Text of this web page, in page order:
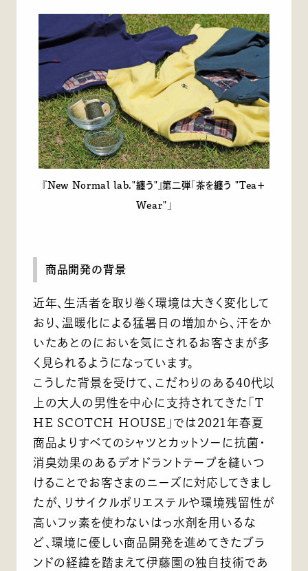
『New Normal lab."纏う"』第二弾「茶を纏う "Tea＋
Wear"」
商品開発の背景
近年、生活者を取り巻く環境は大きく変化して
おり、温暖化による猛暑日の増加から、汗をか
いたあとのにおいを気にされるお客さまが多
く見られるようになっています。
こうした背景を受けて、こだわりのある40代以
上の大人の男性を中心に支持されてきた「T
HE SCOTCH HOUSE」では2021年春夏
商品よりすべてのシャツとカットソーに抗菌・
消臭効果のあるデオドラントテープを縫いつ
けることでお客さまのニーズに対応してきまし
たが、リサイクルポリエステルや環境残留性が
高いフッ素を使わないはっ水剤を用いるな
ど、環境に優しい商品開発を進めてきたブラ
ンドの経緯を踏まえて伊藤園の独自技術であ